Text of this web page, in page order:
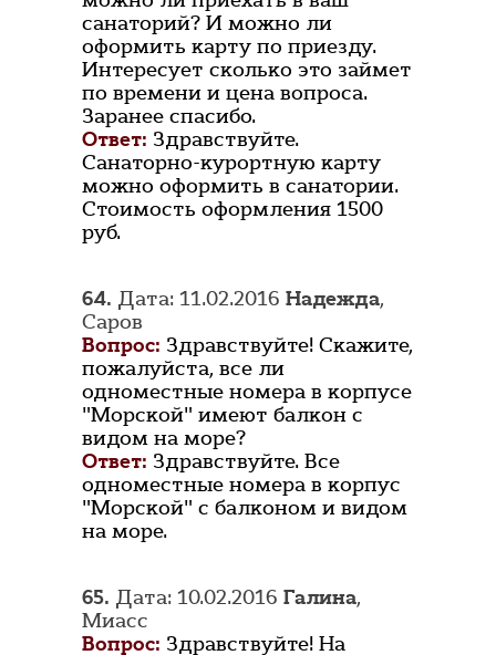
санаторий? И можно ли
оформить карту по приезду.
Интересует сколько это займет
по времени и цена вопроса.
Заранее спасибо.
Ответ: Здравствуйте.
Санаторно-курортную карту
можно оформить в санатории.
Стоимость оформления 1500
руб.
64. Дата: 11.02.2016 Надежда,
Саров
Вопрос: Здравствуйте! Скажите,
пожалуйста, все ли
одноместные номера в корпусе
"Морской" имеют балкон с
видом на море?
Ответ: Здравствуйте. Все
одноместные номера в корпус
"Морской" с балконом и видом
на море.
65. Дата: 10.02.2016 Галина,
Миасс
Вопрос: Здравствуйте! На